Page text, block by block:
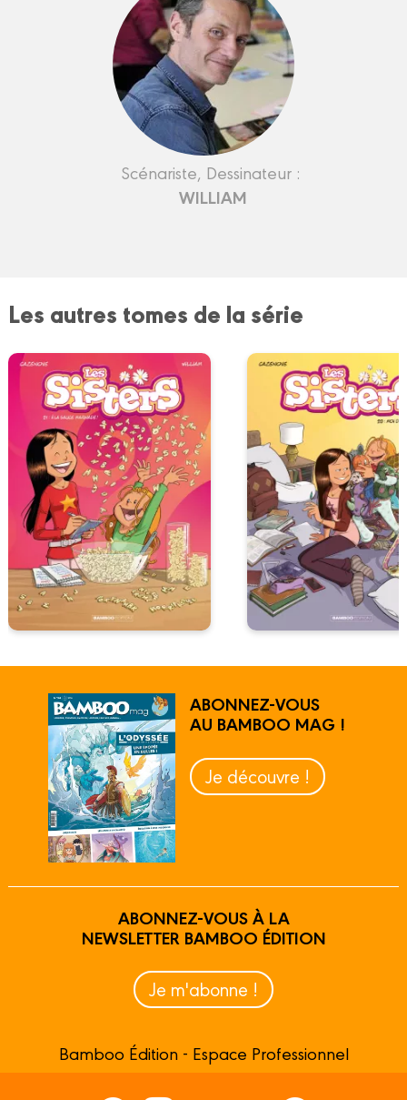
Scénariste, Dessinateur :
WILLIAM
Les autres tomes de la série
ABONNEZ-VOUS
AU BAMBOO MAG !
Je découvre !
ABONNEZ-VOUS À LA
NEWSLETTER BAMBOO ÉDITION
Je m'abonne !
Bamboo Édition - Espace Professionnel